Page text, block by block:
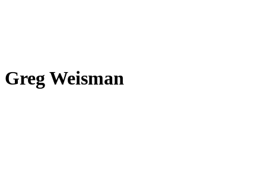
Greg Weisman